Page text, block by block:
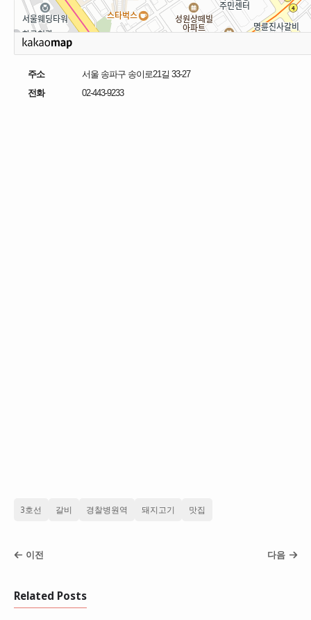
주소
서울 송파구 송이로21길 33-27
전화
02-443-9233
3호선 갈비 경찰병원역 돼지고기 맛집
이전 다음
Related Posts